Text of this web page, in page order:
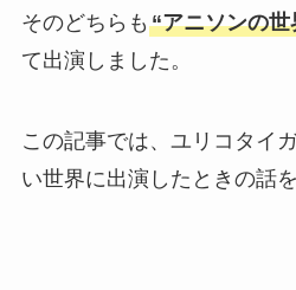
そのどちらも “アニソンの世
て出演しました。
この記事では、ユリコタイ
い世界に出演したときの話